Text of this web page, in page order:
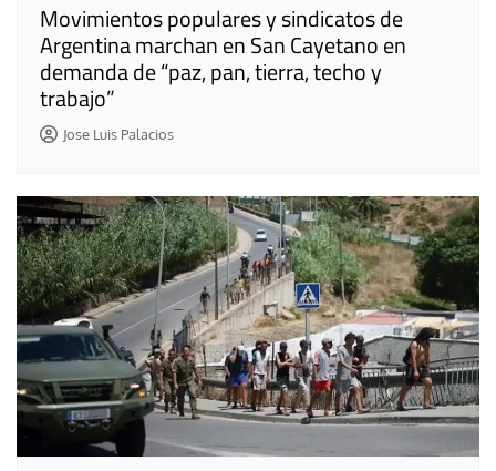
Movimientos populares y sindicatos de
Argentina marchan en San Cayetano en
demanda de “paz, pan, tierra, techo y
trabajo”
Jose Luis Palacios